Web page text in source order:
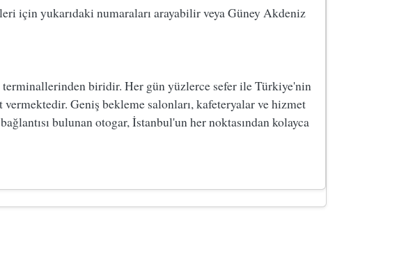
için yukarıdaki numaraları arayabilir veya Güney Akdeniz
biridir. Her gün yüzlerce sefer ile Türkiye'nin
Geniş bekleme salonları, kafeteryalar ve hizmet
bulunan otogar, İstanbul'un her noktasından kolayca